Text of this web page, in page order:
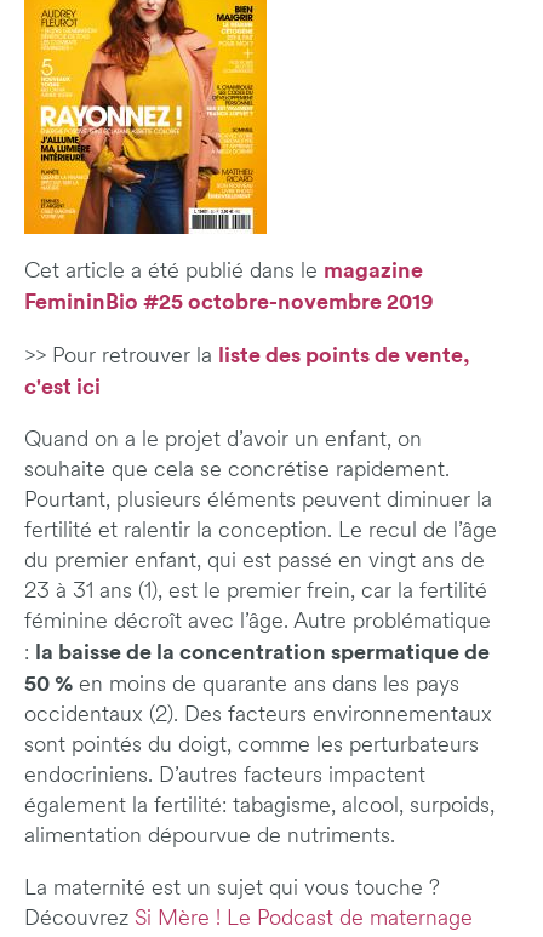
Cet article a été publié dans le magazine
FemininBio #25 octobre-novembre 2019
>> Pour retrouver la
liste des points de vente,
c'est ici
Quand on a le projet d’avoir un enfant, on
souhaite que cela se concrétise rapidement.
Pourtant, plusieurs éléments peuvent diminuer la
fertilité et ralentir la conception. Le recul de l’âge
du premier enfant, qui est passé en vingt ans de
23 à 31 ans (1), est le premier frein, car la fertilité
féminine décroît avec l’âge. Autre problématique
:
la baisse de la concentration spermatique de
50 % en moins de quarante ans dans les pays
occidentaux (2). Des facteurs environnementaux
sont pointés du doigt, comme les perturbateurs
endocriniens. D’autres facteurs impactent
également la fertilité: tabagisme, alcool, surpoids,
alimentation dépourvue de nutriments.
La maternité est un sujet qui vous touche ?
Découvrez Si Mère ! Le Podcast de maternage